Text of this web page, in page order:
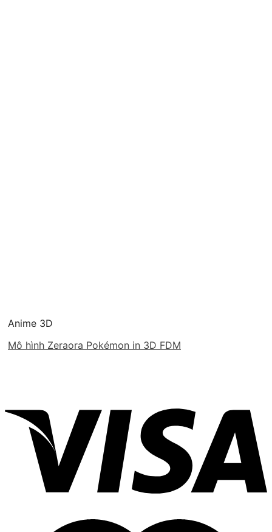
Anime 3D
Mô hình Zeraora Pokémon in 3D FDM